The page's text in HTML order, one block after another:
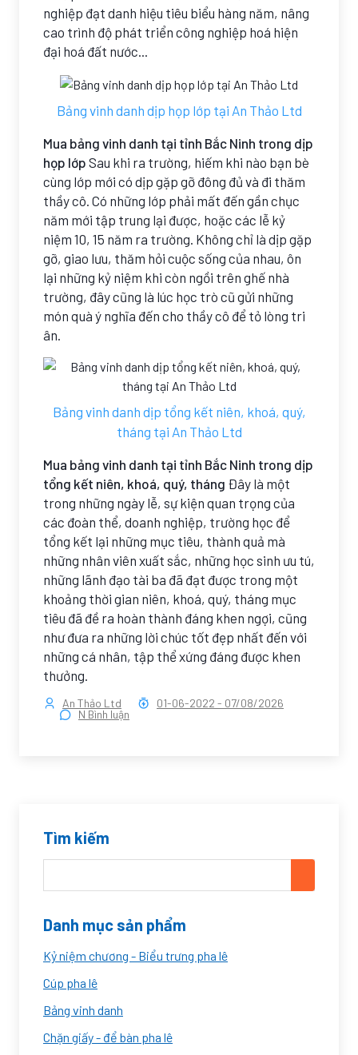
nghiệp đạt danh hiệu tiêu biểu hàng năm, nâng
cao trình độ phát triển công nghiệp hoá hiện
đại hoá đất nước...
Bảng vinh danh dịp họp lớp tại An Thảo Ltd
Mua bảng vinh danh tại tỉnh Bắc Ninh trong dịp
họp lớp Sau khi ra trường, hiếm khi nào bạn bè
cùng lớp mới có dịp gặp gỡ đông đủ và đi thăm
thầy cô. Có những lớp phải mất đến gần chục
năm mới tập trung lại được, hoặc các lễ kỷ
niệm 10, 15 năm ra trường. Không chỉ là dịp gặp
gỡ, giao lưu, thăm hỏi cuộc sống của nhau, ôn
lại những kỷ niệm khi còn ngồi trên ghế nhà
trường, đây cũng là lúc học trò cũ gửi những
món quà ý nghĩa đến cho thầy cô để tỏ lòng tri
ân.
Bảng vinh danh dịp tổng kết niên, khoá, quý,
tháng tại An Thảo Ltd
Mua bảng vinh danh tại tỉnh Bắc Ninh trong dịp
tổng kết niên, khoá, quý, tháng Đây là một
trong những ngày lễ, sự kiện quan trọng của
các đoàn thể, doanh nghiệp, trường học để
tổng kết lại những mục tiêu, thành quả mà
những nhân viên xuất sắc, những học sinh ưu tú,
những lãnh đạo tài ba đã đạt được trong một
khoảng thời gian niên, khoá, quý, tháng mục
tiêu đã đề ra hoàn thành đáng khen ngợi, cũng
như đưa ra những lời chúc tốt đẹp nhất đến với
những cá nhân, tập thể xứng đáng được khen
thưởng.
An Thảo Ltd 01-06-2022 - 07/08/2026
N Bình luận
Tìm kiếm
Danh mục sản phẩm
Kỷ niệm chương - Biểu trưng pha lê
Cúp pha lê
Bảng vinh danh
Chặn giấy - để bàn pha lê